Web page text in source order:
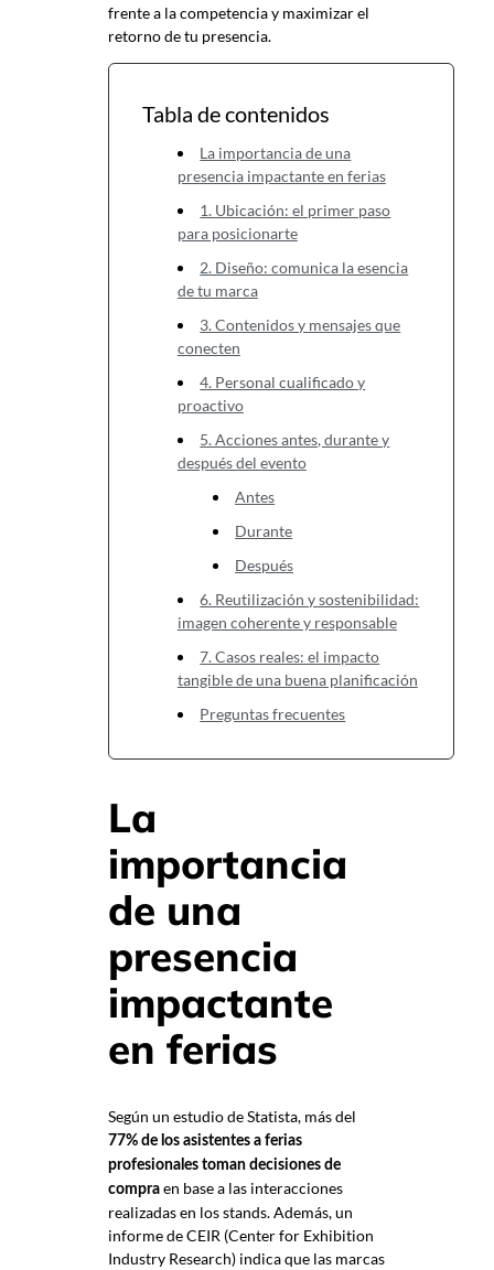
frente a la competencia y maximizar el
retorno de tu presencia.
Tabla de contenidos
La importancia de una
presencia impactante en ferias
1. Ubicación: el primer paso
para posicionarte
2. Diseño: comunica la esencia
de tu marca
3. Contenidos y mensajes que
conecten
4. Personal cualificado y
proactivo
5. Acciones antes, durante y
después del evento
Antes
Durante
Después
6. Reutilización y sostenibilidad:
imagen coherente y responsable
7. Casos reales: el impacto
tangible de una buena planificación
Preguntas frecuentes
La
importancia
de una
presencia
impactante
en ferias
Según un estudio de Statista, más del
77% de los asistentes a ferias
profesionales toman decisiones de
compra en base a las interacciones
realizadas en los stands. Además, un
informe de CEIR (Center for Exhibition
Industry Research) indica que las marcas